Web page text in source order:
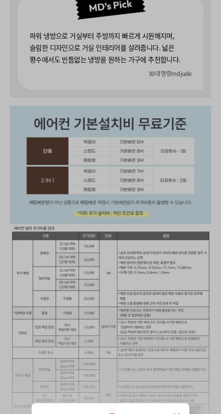
파워 냉방으로 거실부터 주방까지 빠르게 시원해지며,
슬림한 디자인으로 거실 인테리어를 살려줍니다. 넓은
평수에서도 빈틈없는 냉방을 원하는 가구에 추천합니다.
30대 명량md jude